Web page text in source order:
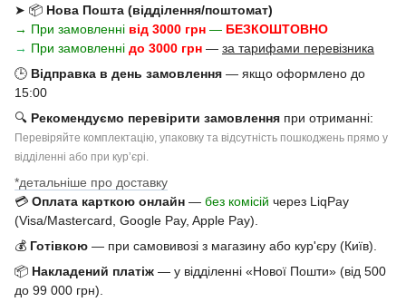
➤ 📦 Нова Пошта (відділення/поштомат)
→ При замовленні від 3000 грн — БЕЗКОШТОВНО
→ При замовленні до 3000 грн — за тарифами перевізника
🕒 Відправка в день замовлення — якщо оформлено до
15:00
🔍 Рекомендуємо перевірити замовлення при отриманні:
Перевіряйте комплектацію, упаковку та відсутність пошкоджень прямо у
відділенні або при курʼєрі.
*детальніше про доставку
💳 Оплата карткою онлайн — без комісій через LiqPay
(Visa/Mastercard, Google Pay, Apple Pay).
💰 Готівкою — при самовивозі з магазину або кур'єру (Київ).
📦 Накладений платіж — у відділенні «Нової Пошти» (від 500
до 99 000 грн).